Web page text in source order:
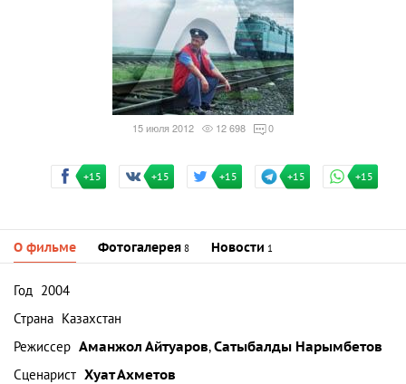
15 июля 2012 12 698 0
+15 +15 +15 +15 +15
О фильме Фотогалерея 8 Новости 1
Год 2004
Страна Казахстан
Режиссер Аманжол Айтуаров,Сатыбалды Нарымбетов
Сценарист Хуат Ахметов